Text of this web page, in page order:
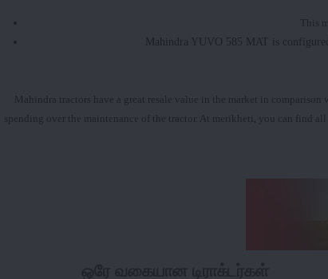
This
Mahindra YUVO 585 MAT is
Mahindra tractors have a great resale value in the market in
spending over the maintenance of the tractor. At merikheti, you can find